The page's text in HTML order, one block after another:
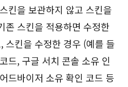
킨을 보관하지 않고 스킨을
존 스킨을 적용하면 수정한
스킨을 수정한 경우 (예를 들
드, 구글 서치 콘솔 소유 인
드바이저 소유 확인 코드 등